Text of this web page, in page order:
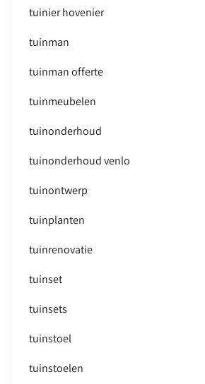
tuinier hovenier
tuinman
tuinman offerte
tuinmeubelen
tuinonderhoud
tuinonderhoud venlo
tuinontwerp
tuinplanten
tuinrenovatie
tuinset
tuinsets
tuinstoel
tuinstoelen